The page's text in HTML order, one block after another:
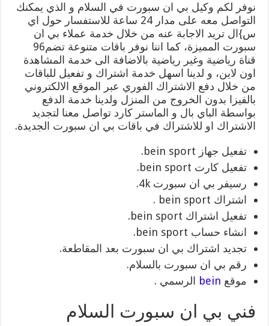
نوفر لكم وكيل بي ان سبورت في السلام و الذي يمكنك
التواصل معه على مدار 24 ساعة للاستفسار حول اي
س}ال تريد الاجابة عنه من خلال خدمة عملاء بي ان
سبورت المميزة، كما اننا نوفر باقات متنوعة تضم96
قناة رياضية وغير رياضية بالاضافة الى خدمة المشاهدة
اون لاين، و لدينا اسهل خدمة اشتراك و تفعيل للباقات
من خلال دفع الاشتراك الفوري عبر الموقع الالكتروني
بالفيزا بدون الخروج من المنزل ولدينا خدمة الدفع
بواسطة الباي بال و الماستر كارد تواصل معنا لتجديد
الاشتراك او للاشتراك في باقات بي ان سبورت الجديدة.
تفعيل جهاز bein sport.
تفعيل كارت bein sport.
رسيفر بي ان سبورت 4k.
اشتراك bein sport .
تفعيل اشتراك bein sport.
انشاء حساب bein sport.
تجديد اشتراك بي ان سبورت بعد المقاطعة.
رقم بي ان سبورت بالسلام.
موقع bein الرسمي .
فني بي ان سبورت السلام